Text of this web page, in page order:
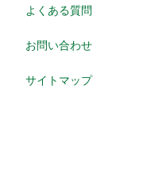
よくある質問
お問い合わせ
サイトマップ